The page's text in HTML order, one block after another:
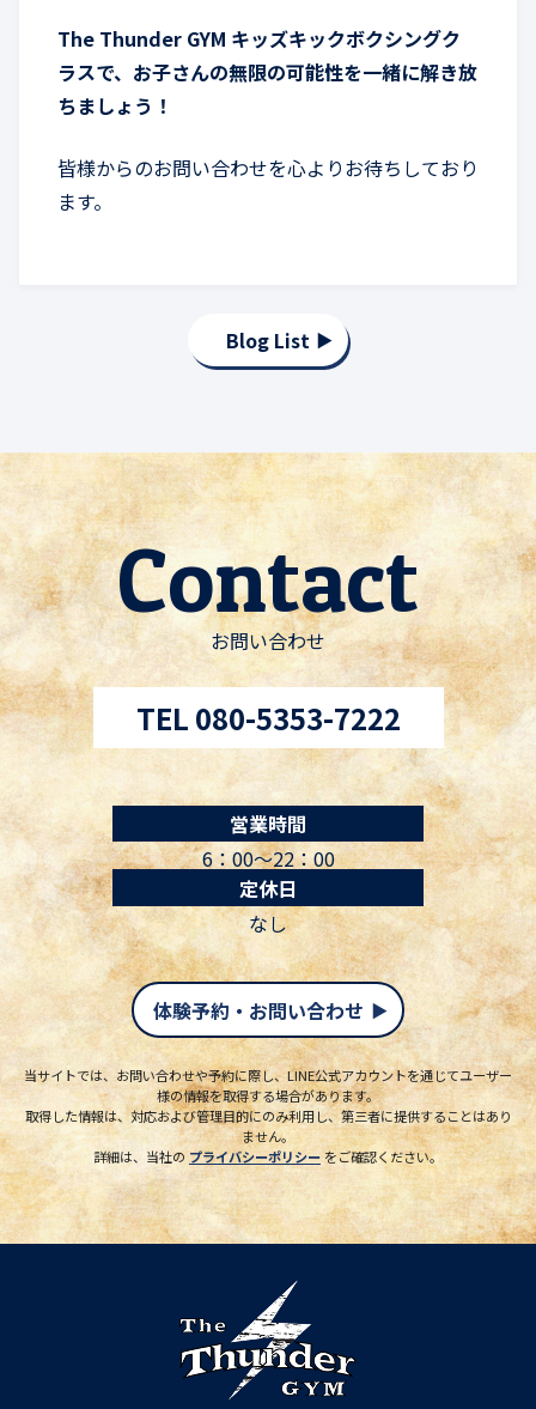
The Thunder GYM キッズキックボクシングク
ラスで、お子さんの無限の可能性を一緒に解き放
ちましょう！
皆様からのお問い合わせを心よりお待ちしており
ます。
Blog List
Contact
お問い合わせ
TEL 080-5353-7222
営業時間
6：00〜22：00
定休日
なし
体験予約・お問い合わせ
当サイトでは、お問い合わせや予約に際し、LINE公式アカウントを通じてユーザー
様の情報を取得する場合があります。
取得した情報は、対応および管理目的にのみ利用し、第三者に提供することはあり
ません。
詳細は、当社の プライバシーポリシーをご確認ください。